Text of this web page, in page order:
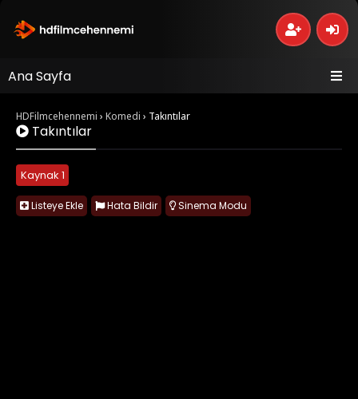
Ana Sayfa
HDFilmcehennemi › Komedi › Takıntılar
Takıntılar
Kaynak 1
Listeye Ekle Hata Bildir Sinema Modu